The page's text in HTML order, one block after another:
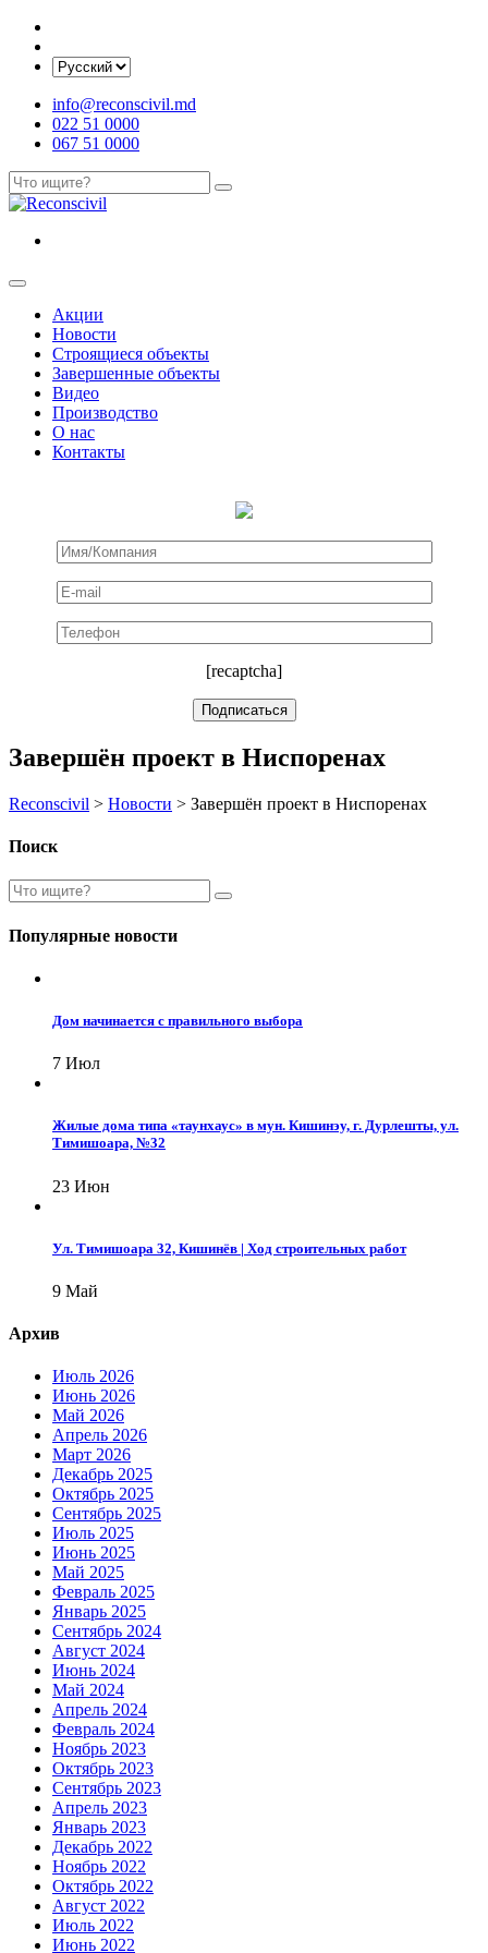
info@reconscivil.md
022 51 0000
067 51 0000
Акции
Новости
Строящиеся объекты
Завершенные объекты
Видео
Производство
О нас
Контакты
[recaptcha]
Завершён проект в Ниспоренах
Reconscivil > Новости > Завершён проект в Ниспоренах
Поиск
Популярные новости
Дом начинается с правильного выбора
7 Июл
Жилые дома типа «таунхаус» в мун. Кишинэу, г. Дурлешты, ул.
Тимишоара, №32
23 Июн
Ул. Тимишоара 32, Кишинёв | Ход строительных работ
9 Май
Архив
Июль 2026
Июнь 2026
Май 2026
Апрель 2026
Март 2026
Декабрь 2025
Октябрь 2025
Сентябрь 2025
Июль 2025
Июнь 2025
Май 2025
Февраль 2025
Январь 2025
Сентябрь 2024
Август 2024
Июнь 2024
Май 2024
Апрель 2024
Февраль 2024
Ноябрь 2023
Октябрь 2023
Сентябрь 2023
Апрель 2023
Январь 2023
Декабрь 2022
Ноябрь 2022
Октябрь 2022
Август 2022
Июль 2022
Июнь 2022